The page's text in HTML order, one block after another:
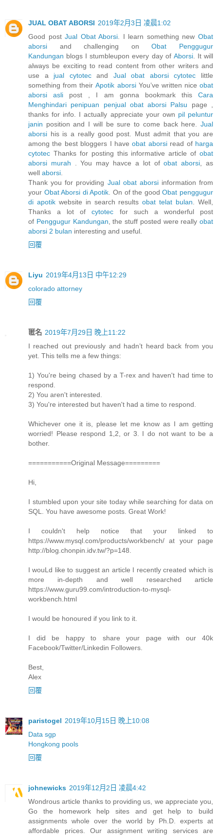
JUAL OBAT ABORSI 2019年2月3日 凌晨1:02
Good postJual Obat Aborsi . I learn something newObat
aborsi and challenging onObat Penggugur
Kandungan blogs I stumbleupon every day of Aborsi. It will
always be exciting to read content from other writers and
use a jual cytotecand Jual obat aborsi cytotec little
something from theirApotik aborsiYou’ve written nice obat
aborsi asli post , I am gonna bookmark thisCara
Menghindari penipuan penjual obat aborsi Palsu page ,
thanks for info. I actually appreciate your own pil peluntur
janin position and I will be sure to come back here. Jual
aborsi his is a really good post. Must admit that you are
among the best bloggers I haveobat aborsiread of harga
cytotec Thanks for posting this informative article of obat
aborsi murah . You may havce a lot ofobat aborsi , as
well aborsi
Thank you for providing Jual obat aborsiinformation from
your Obat Aborsi di Apotik . On of the goodObat penggugur
di apotikwebsite in search resultsobat telat bulan . Well,
Thanks a lot ofcytotec for such a wonderful post
of Penggugur Kandungan , the stuff posted were really obat
aborsi 2 bulan interesting and useful.
回覆
Liyu 2019年4月13日 中午12:29
colorado attorney
回覆
匿名 2019年7月29日 晚上11:22
I reached out previously and hadn’t heard back from you
yet. This tells me a few things:
1) You're being chased by a T-rex and haven't had time to
respond.
2) You aren't interested.
3) You're interested but haven't had a time to respond.
Whichever one it is, please let me know as I am getting
worried! Please respond 1,2, or 3. I do not want to be a
bother.
===========Original Message=========
Hi,
I stumbled upon your site today while searching for data on
SQL. You have awesome posts. Great Work!
I couldn't help notice that your linked to
https://www.mysql.com/products/workbench/ at your page
http://blog.chonpin.idv.tw/?p=148.
I wouLd like to suggest an article I recently created which is
more in-depth and well researched article
https://www.guru99.com/introduction-to-mysql-
workbench.html
I would be honoured if you link to it.
I did be happy to share your page with our 40k
Facebook/Twitter/Linkedin Followers.
Best,
Alex
回覆
paristogel 2019年10月15日 晚上10:08
Data sgp
Hongkong pools
回覆
johnewicks 2019年12月2日 凌晨4:42
Wondrous article thanks to providing us, we appreciate you,
Go the homework help sites and get help to build
assignments whole over the world by Ph.D. experts at
affordable prices. Our assignment writing services are